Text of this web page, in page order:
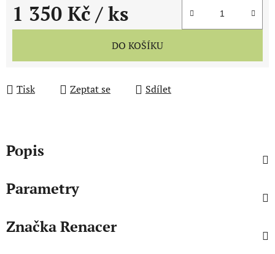
1 350 Kč / ks
Měrná cena:
DO KOŠÍKU
Tisk Zeptat se Sdílet
Popis
Parametry
ZnačkaRenacer